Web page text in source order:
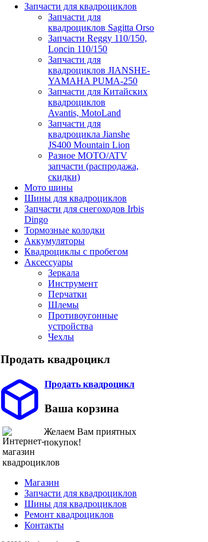
Запчасти для квадроциклов
Запчасти для
квадроциклов Sagitta Orso
Запчасти Reggy 110/150,
Loncin 110/150
Запчасти для
квадроциклов JIANSHE-
YAMAHA PUMA-250
Запчасти для Китайских
квадроциклов
Avantis, MotoLand
Запчасти для
квадроцикла Jianshe
JS400 Mountain Lion
Разное МОТО/ATV
запчасти (распродажа,
скидки)
Мото шины
Шины для квадроциклов
Запчасти для снегоходов Irbis
Dingo
Тормозные колодки
Аккумуляторы
Квадроциклы с пробегом
Аксессуары
Зеркала
Инструмент
Перчатки
Шлемы
Противоугонные
устройства
Чехлы
Продать квадроцикл
Продать квадроцикл
Ваша корзина
Желаем Вам приятных
покупок!
Магазин
Запчасти для квадроциклов
Шины для квадроциклов
Ремонт квадроциклов
Контакты